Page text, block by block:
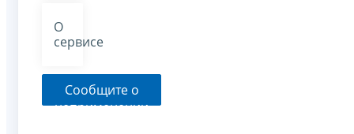
О
сервисе
Сообщите о
неприменении